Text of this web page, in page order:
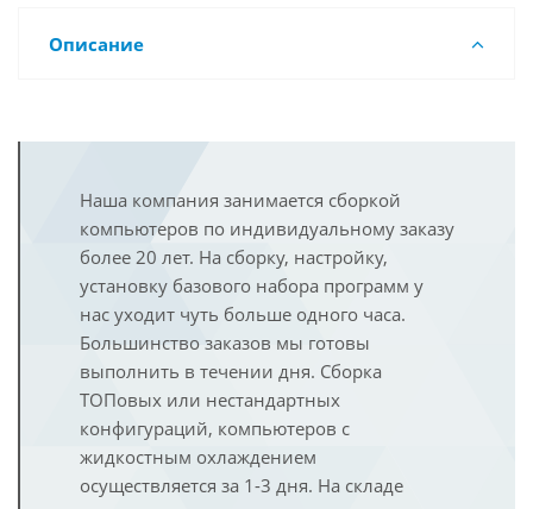
Описание
Наша компания занимается сборкой
компьютеров по индивидуальному заказу
более 20 лет. На сборку, настройку,
установку базового набора программ у
нас уходит чуть больше одного часа.
Большинство заказов мы готовы
выполнить в течении дня. Сборка
ТОПовых или нестандартных
конфигураций, компьютеров с
жидкостным охлаждением
осуществляется за 1-3 дня. На складе